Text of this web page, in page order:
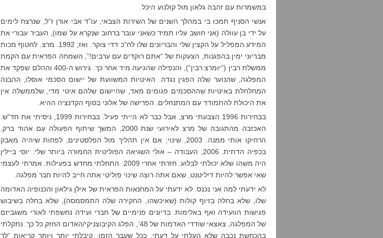
במשמרות עם זהבה גלאון מול קולנוע היכל.
אנשי הסניף תמכו בי במהלך השנים של השירות הצבאי, עו”ד אבי אורן ז”ל, שנרצח לימים
על ידי בן עוולה (אני חושב עליו תמיד כשאני עובר ברחוב שנקרא על שמו), העביר עבורי את
המידע המפליל על הקצין שלי והבריונים שלו לח”כ דדי צוקר. ואז, 1992. מרצ. לחטוף מכות
מבריוני ימין בהפגנות, הצעקות של “אתם רוקדים עם ערבים!”, השמחה הפראית עם הקמת
ממשלת רבין (”יומרצ רבין”), והנפילה שהגיעה מיד אחר כך. גירוש ה-400 וההלם שפקד את
המפלגה, שהנוער שלה הפגין נגדה. האיטיות המשוועת של יישום הסכמי אוסלו, ההבנה
המחלחלת באיטיות שההסכמים פגומים מאד, שהיישום שלהם איטי מדי, שלממשלה אין
את היכולת להתמודד עם המתנחלים. הפרישה של אלוני בסוף הקדנציה ההיא.
בבחירות 1996 הצבעתי מרצ, אבל כבר לא הייתי פעיל. בבחירות 1999, ניסיתי את חד”ש.
האכזבה מהתגובה של מרצ לאירועי שנת 2000, המשך שיתוף הפעולה עם אהוד ברק,
הרחיקו אותי ממנה. 2003, שינוי; אם אין תהליך מול הפלסטינים, לפחות שיהיה מאבק
בכפיה הדתית. 2006, העבודה – אולי השגיאה הפוליטית החמורה ביותר שלי. יוסי ביילין
היה משהו שלא יכולתי לבלוע. חזרתי אחרי 2009. התחלתי מחדש בפעילות. אמרתי לעצמי
שאי אפשר להיות דיליטנט, שאם אתה רוצה שינוי פוליטי אתה חייב להיות חבר מפלגה.
לא ידעתי למה אני נכנס. לא ידעתי על המחנאות הפראית של אילן גילאון והכנופיה האדומה
שלו, שלא בחלה בזיוף קולות (שאיכשהו, החקירה שלה התמסמסה), שלא בחלה בשיבוש
פגישות הוועידה ואף באלימות. בדיונים פנימיים של חברי ועידה נחשפתי לאורי משגביזם
של המפלגה, צאצאי שודדי האדמות של 48’, הפלג הקיבוצניקי/האדום החזק כל כך. נתקלתי
בהכחשת נכבה שלא העלתי על דעתי. ככל שעבר הזמן, קיבלתי יותר ויותר קריאות “לך